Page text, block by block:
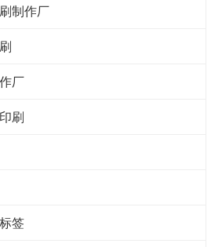
制作厂
厂
刷
签